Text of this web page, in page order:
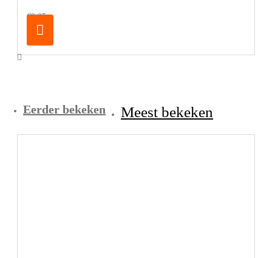
€9,95
Eerder bekeken Meest bekeken